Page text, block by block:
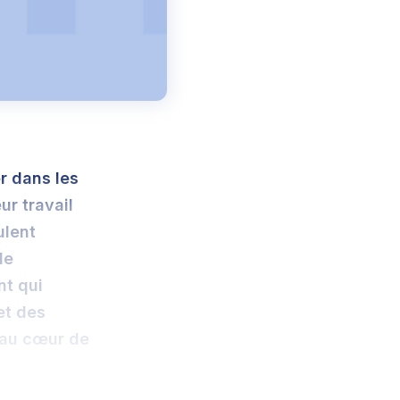
dans les
travail
qui
des
cœur de